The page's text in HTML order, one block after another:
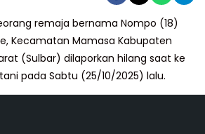
remaja bernama Nompo (18)
Kecamatan Mamasa Kabupaten
(Sulbar) dilaporkan hilang saat ke
pada Sabtu (25/10/2025) lalu.